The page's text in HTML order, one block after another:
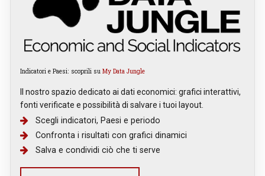
Indicatori e Paesi: scoprili su My Data Jungle
Il nostro spazio dedicato ai dati economici: grafici interattivi,
fonti verificate e possibilità di salvare i tuoi layout.
Scegli indicatori, Paesi e periodo
Confronta i risultati con grafici dinamici
Salva e condividi ciò che ti serve